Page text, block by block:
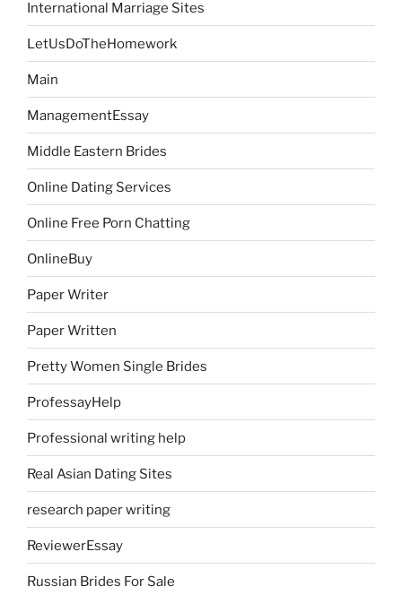
International Marriage Sites
LetUsDoTheHomework
Main
ManagementEssay
Middle Eastern Brides
Online Dating Services
Online Free Porn Chatting
OnlineBuy
Paper Writer
Paper Written
Pretty Women Single Brides
ProfessayHelp
Professional writing help
Real Asian Dating Sites
research paper writing
ReviewerEssay
Russian Brides For Sale